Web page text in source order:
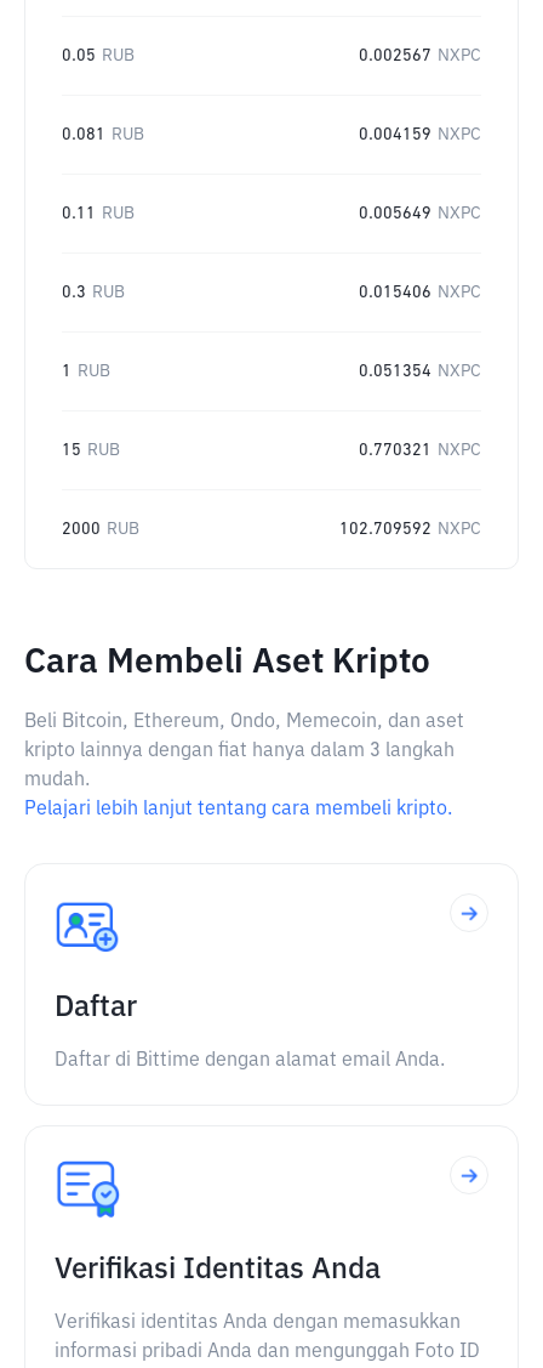
0.05 RUB 0.002567 NXPC
0.081 RUB 0.004159 NXPC
0.11 RUB 0.005649 NXPC
0.3 RUB 0.015406 NXPC
1 RUB 0.051354 NXPC
15 RUB 0.770321 NXPC
2000 RUB 102.709592 NXPC
Cara Membeli Aset Kripto
Beli Bitcoin, Ethereum, Ondo, Memecoin, dan aset
kripto lainnya dengan fiat hanya dalam 3 langkah
mudah.
Pelajari lebih lanjut tentang cara membeli kripto.
Daftar
Daftar di Bittime dengan alamat email Anda.
Verifikasi Identitas Anda
Verifikasi identitas Anda dengan memasukkan
informasi pribadi Anda dan mengunggah Foto ID